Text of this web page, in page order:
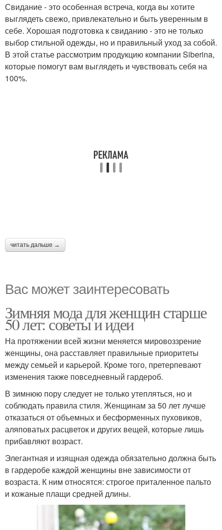
Свидание - это особенная встреча, когда вы хотите
выглядеть свежо, привлекательно и быть уверенным в
себе. Хорошая подготовка к свиданию - это не только
выбор стильной одежды, но и правильный уход за собой.
В этой статье рассмотрим продукцию компании Siberina,
которые помогут вам выглядеть и чувствовать себя на
100%.
читать дальше →
Вас может заинтересовать
Зимняя мода для женщин старше
50 лет: советы и идеи
На протяжении всей жизни меняется мировоззрение
женщины, она расставляет правильные приоритеты
между семьей и карьерой. Кроме того, претерпевают
изменения также повседневный гардероб.
В зимнюю пору следует не только утепляться, но и
соблюдать правила стиля. Женщинам за 50 лет лучше
отказаться от объемных и бесформенных пуховиков,
аляповатых расцветок и других вещей, которые лишь
прибавляют возраст.
Элегантная и изящная одежда обязательно должна быть
в гардеробе каждой женщины вне зависимости от
возраста. К ним относятся: строгое приталенное пальто
и кожаные плащи средней длины.